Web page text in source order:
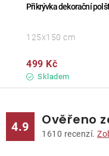
Přikrývka dekorační
Skladem
499 Kč
125x150 cm
4.9 Ověřeno
1610 recenzí.